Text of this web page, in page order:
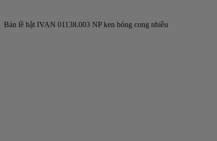
Bản lề bật IVAN 01138.003 NP ken bóng cong nhiều